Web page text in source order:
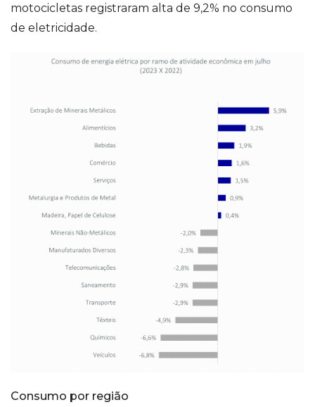
motocicletas registraram alta de 9,2% no consumo
de eletricidade.
Consumo por região